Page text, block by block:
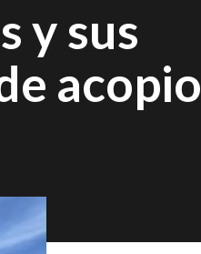
y sus
acopio